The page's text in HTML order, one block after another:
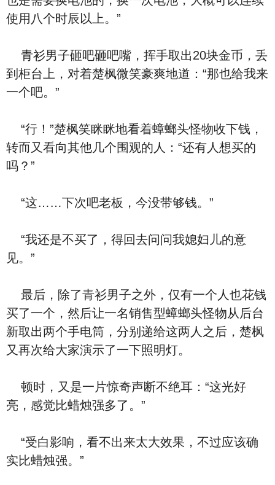
使用八个时辰以上。”
青衫男子砸吧砸吧嘴，挥手取出20块金币，丢
到柜台上，对着楚枫微笑豪爽地道：“那也给我来
一个吧。”
“行！”楚枫笑眯眯地看着蟑螂头怪物收下钱，
转而又看向其他几个围观的人：“还有人想买的
吗？”
“这……下次吧老板，今没带够钱。”
“我还是不买了，得回去问问我媳妇儿的意
见。”
最后，除了青衫男子之外，仅有一个人也花钱
买了一个，然后让一名销售型蟑螂头怪物从后台
新取出两个手电筒，分别递给这两人之后，楚枫
又再次给大家演示了一下照明灯。
顿时，又是一片惊奇声断不绝耳：“这光好
亮，感觉比蜡烛强多了。”
“受白影响，看不出来太大效果，不过应该确
实比蜡烛强。”